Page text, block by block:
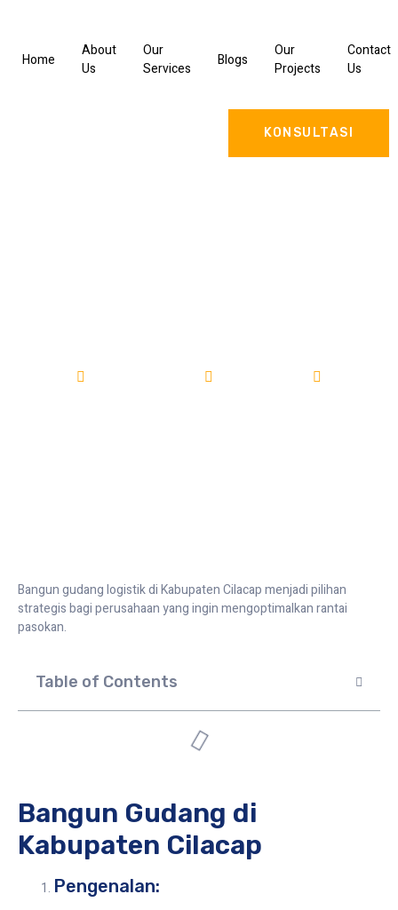
Home
About
Us
Our
Services
Blogs
Our
Projects
Contact
Us
KONSULTASI
Bangun gudang logistik di Kabupaten Cilacap menjadi pilihan
strategis bagi perusahaan yang ingin mengoptimalkan rantai
pasokan.
Table of Contents
Bangun Gudang di
Kabupaten Cilacap
Pengenalan: